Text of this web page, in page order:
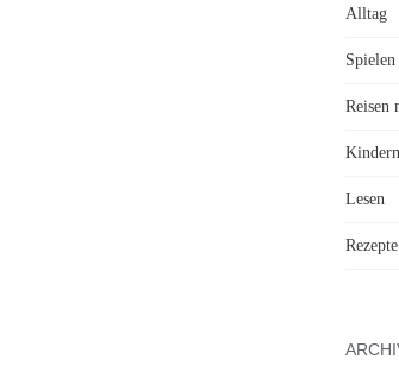
Alltag
Spielen
Reisen
Lesen
Rezepte